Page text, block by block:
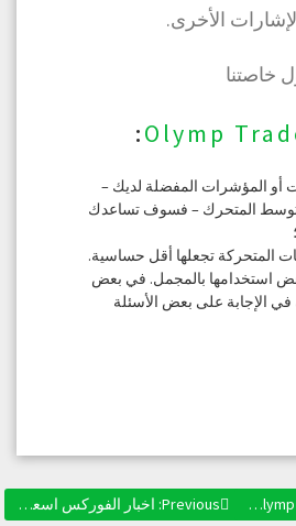
الأخرى.
خاصتنا
Olymp
:
أو المؤشرات المفضلة لديك –
​​المتحرك – فسوف تساعدك
المتحركة تجعلها أقل حساسية.
استخدامها بالمجمل. في بعض
الإجابة على بعض الأسئلة
Previous:
Previous post:
اخبار الفوركس اسعار العملات : سوق الفوركس يركز على تقرير التوظيف الأمريكي بغير القطاع الزراعي